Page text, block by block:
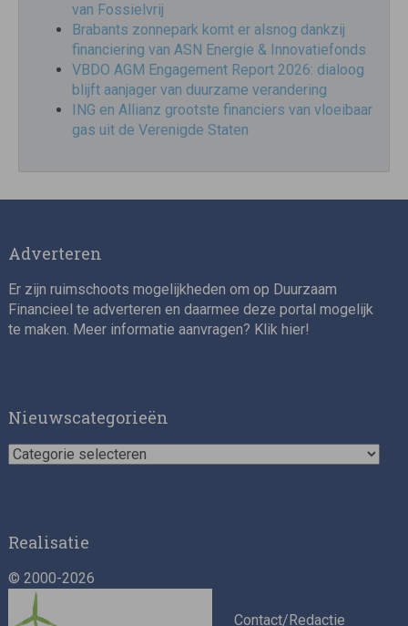
van Fossielvrij
Brabants zonnepark komt er alsnog dankzij
financiering van ASN Energie & Innovatiefonds
VBDO AGM Engagement Report 2026: dialoog
blijft aanjager van duurzame verandering
ING en Allianz grootste financiers van vloeibaar
gas uit de Verenigde Staten
Adverteren
Er zijn ruimschoots mogelijkheden om op Duurzaam
Financieel te adverteren en daarmee deze portal mogelijk
te maken. Meer informatie aanvragen? Klik hier!
Nieuwscategorieën
Nieuwscategorieën
Realisatie
© 2000-2026
Contact/Redactie